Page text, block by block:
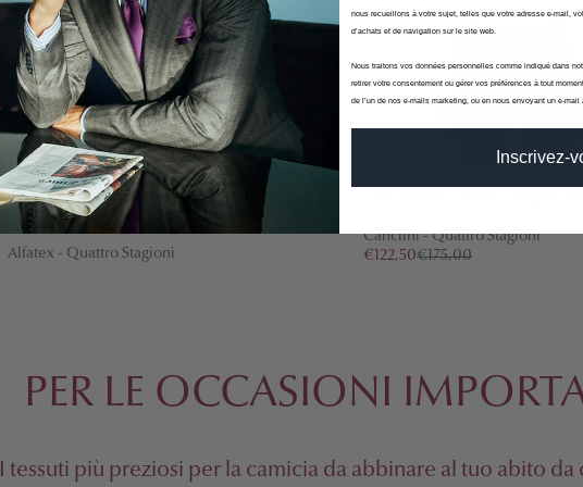
Camicia Bianca a righe Azzurre in
Popeline di Cotone
Alfatex - Quattro Stagioni
Canclini - Quattro Stagioni
€122,50€175,00
PER LE OCCASIONI
I tessuti più preziosi per la camicia da abbinare al tuo abito da
nous recueillons à votre sujet, telles que votre adresse e-mail,
d’achats et de navigation sur le site web.
Nous traitons vos données personnelles comme indiqué dans
retirer votre consentement ou gérer vos préférences à tout
de l’un de nos e-mails marketing, ou en nous envoyant un e-mail
Inscrivez-